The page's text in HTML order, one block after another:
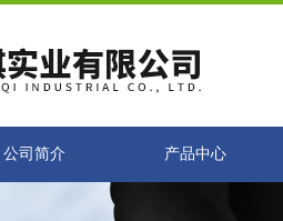
公司简介 产品中心